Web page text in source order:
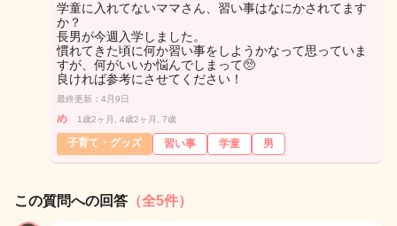
学童に入れてないママさん、習い事はなにかされてます
か？
長男が今週入学しました。
慣れてきた頃に何か習い事をしようかなって思っていま
すが、何がいいか悩んでしまって🥺
良ければ参考にさせてください！
最終更新：4月9日
め 1歳2ヶ月, 4歳2ヶ月, 7歳
子育て・グッズ 習い事 学童 男
この質問への回答 （全5件）